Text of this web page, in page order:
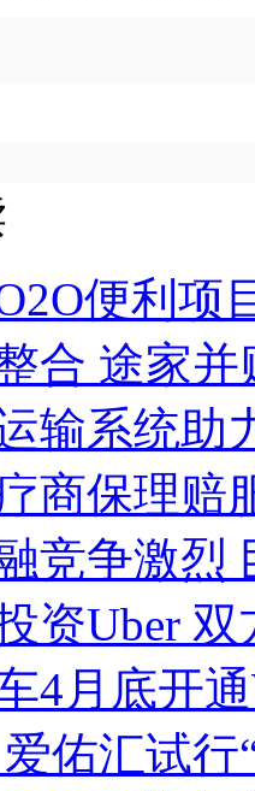
便利项
合 途家
输系统助
商保理赔
竞争激烈
资Uber
4月底开
佑汇试行